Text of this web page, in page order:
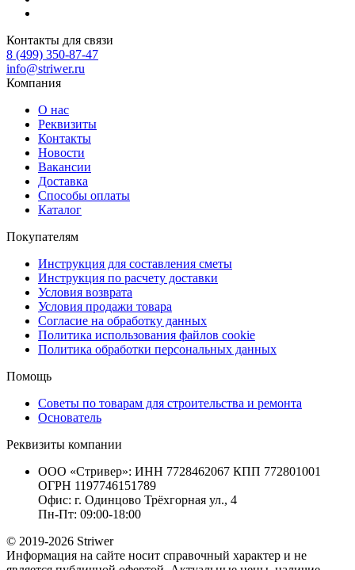
Контакты для связи
8 (499) 350-87-47
info@striwer.ru
Компания
О нас
Реквизиты
Контакты
Новости
Вакансии
Доставка
Способы оплаты
Каталог
Покупателям
Инструкция для составления сметы
Инструкция по расчету доставки
Условия возврата
Условия продажи товара
Согласие на обработку данных
Политика использования файлов cookie
Политика обработки персональных данных
Помощь
Советы по товарам для строительства и ремонта
Основатель
Реквизиты компании
ООО «Стривер»: ИНН 7728462067 КПП 772801001
ОГРН 1197746151789
Офис: г. Одинцово Трёхгорная ул., 4
Пн-Пт: 09:00-18:00
© 2019-2026 Striwer
Информация на сайте носит справочный характер и не